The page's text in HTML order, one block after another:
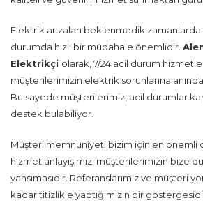
Elektrik arızaları beklenmedik
durumda hızlı bir müdahale önemlidir.
Elektrikçi olarak, 7/24 acil durum
müşterilerimizin elektrik sorunlarına
Bu sayede müşterilerimiz, acil durumlar
destek bulabiliyor.
Müşteri memnuniyeti bizim için en önemli
hizmet anlayışımız, müşterilerimizin bize
yansımasıdır. Referanslarımız ve müşteri
kadar titizlikle yaptığımızın bir